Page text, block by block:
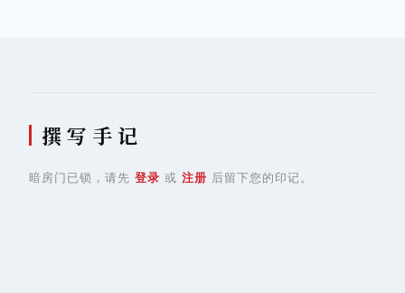
撰 写 手 记
暗房门已锁，请先 登录 或 注册 后留下您的印记。